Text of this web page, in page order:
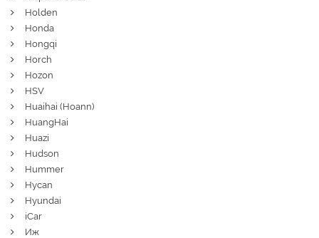
Holden
Honda
Hongqi
Horch
Hozon
HSV
Huaihai (Hoann)
HuangHai
Huazi
Hudson
Hummer
Hycan
Hyundai
iCar
Иж